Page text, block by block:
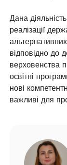
Дана
реалізації
відповідно до
верховенства
освітні
нові
важливі для